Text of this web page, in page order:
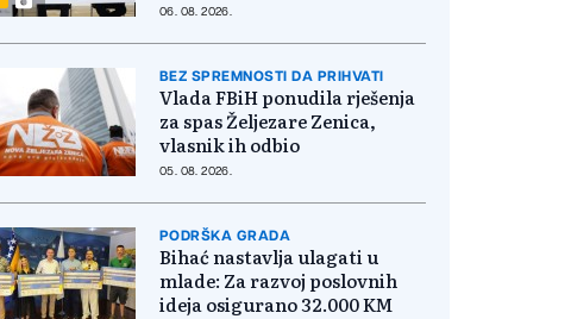
06. 08. 2026.
BEZ SPREMNOSTI DA PRIHVATI
Vlada FBiH ponudila rješenja
za spas Željezare Zenica,
vlasnik ih odbio
05. 08. 2026.
PODRŠKA GRADA
Bihać nastavlja ulagati u
mlade: Za razvoj poslovnih
ideja osigurano 32.000 KM